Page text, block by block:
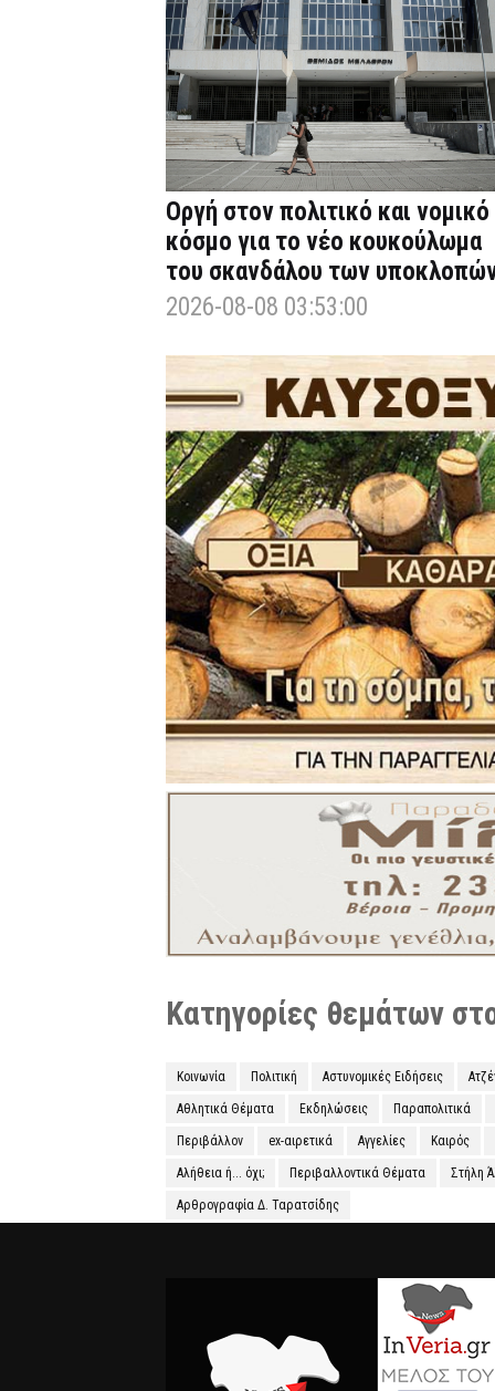
Οργή στον πολιτικό και νομικό
κόσμο για το νέο κουκούλωμα
του σκανδάλου των
2026-08-08 03:53:00
Κατηγορίες θεμάτων
Κοινωνία Πολιτική Αστυνομικές Ειδήσεις
Αθλητικά Θέματα Εκδηλώσεις Παραπολιτικά
Περιβάλλον ex-αιρετικά Αγγελίες Καιρός
Αλήθεια ή... όχι; Περιβαλλοντικά Θέματα Στήλη
Αρθρογραφία Δ. Ταρατσίδης